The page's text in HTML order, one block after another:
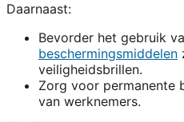
Daarnaast:
Bevorder het gebruik
beschermingsmiddelen
veiligheidsbrillen.
Zorg voor permanente
van werknemers.